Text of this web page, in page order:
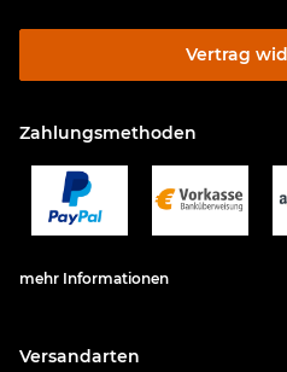
Vertrag
Zahlungsmethoden
mehr Informationen
Versandarten